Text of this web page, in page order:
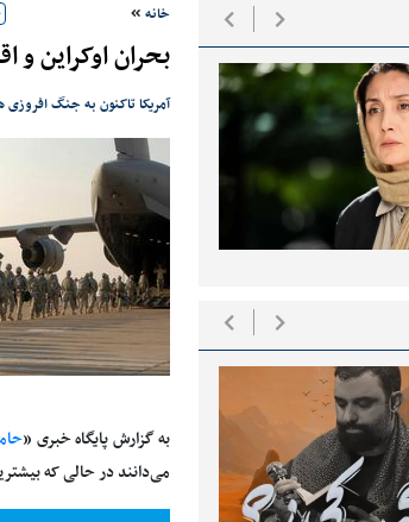
خانه
بحران اوکراین و
آمریکا تاکنون به جنگ
به گزارش پایگاه خبری «
می‌دانند در حالی که